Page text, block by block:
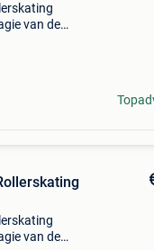
van de
van de